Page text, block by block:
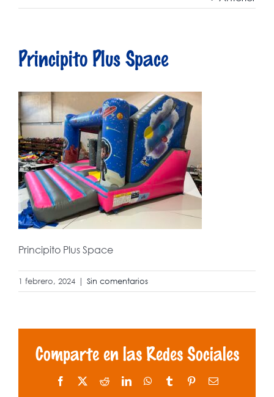
Principito Plus Space
Principito Plus Space
1 febrero, 2024 | Sin comentarios
Comparte en las Redes Sociales
Facebook RedditLinkedInWhatsApp
Tumblr PinterestCorreo